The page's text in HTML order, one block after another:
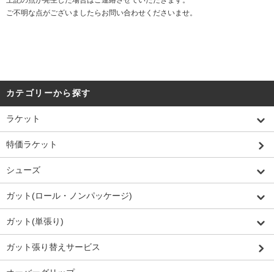
ご不明な点がございましたらお問い合わせくださいませ。
カテゴリーから探す
ラケット
特価ラケット
シューズ
ガット(ロール・ノンパッケージ)
ガット(単張り)
ガット張り替えサービス